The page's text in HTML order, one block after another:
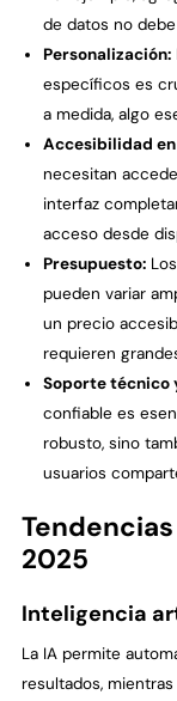
de datos no
Personalización:
específicos es
a medida, algo
Accesibilidad en
necesitan
interfaz
acceso desde
Presupuesto:
pueden variar
un precio
requieren
Soporte técnico
confiable es
robusto, sino
usuarios
2025
Inteligencia
La IA permite
resultados,